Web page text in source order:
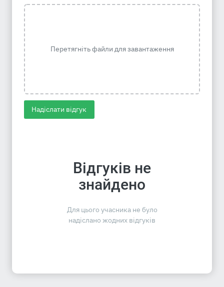
Перетягніть файли для завантаження
Надіслати відгук
Відгуків не
знайдено
Для цього учасника не було
надіслано жодних відгуків